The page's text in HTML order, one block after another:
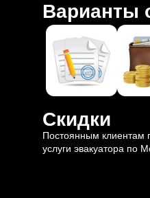
Варианты
Скидки
Постоянным клиентам
услуги эвакуатора по